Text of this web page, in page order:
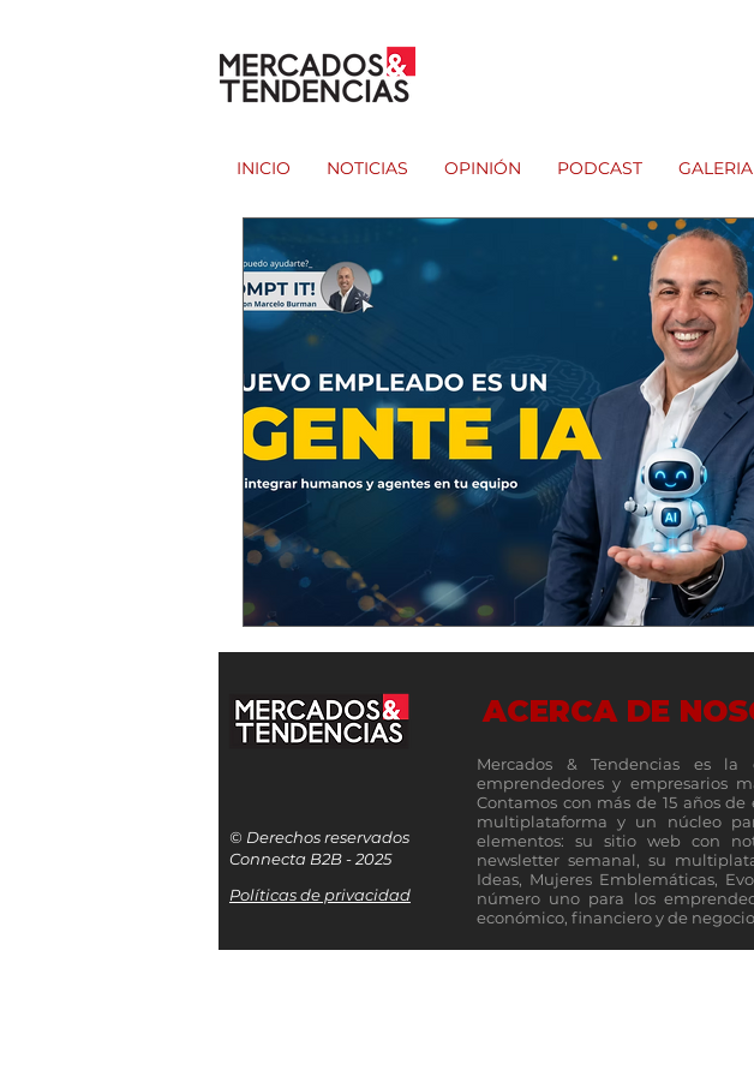
INICIO NOTICIAS OPINIÓN PODCAST GALERIA
© Derechos reservados
Connecta B2B - 2025
Políticas de privacidad
ACERCA DE
Mercados & Tendencias es
emprendedores y empresarios
Contamos con más de 15 años
multiplataforma y un núcleo
elementos: su sitio web con
newsletter semanal, su
Ideas, Mujeres Emblemáticas,
número uno para los
económico, financiero y de